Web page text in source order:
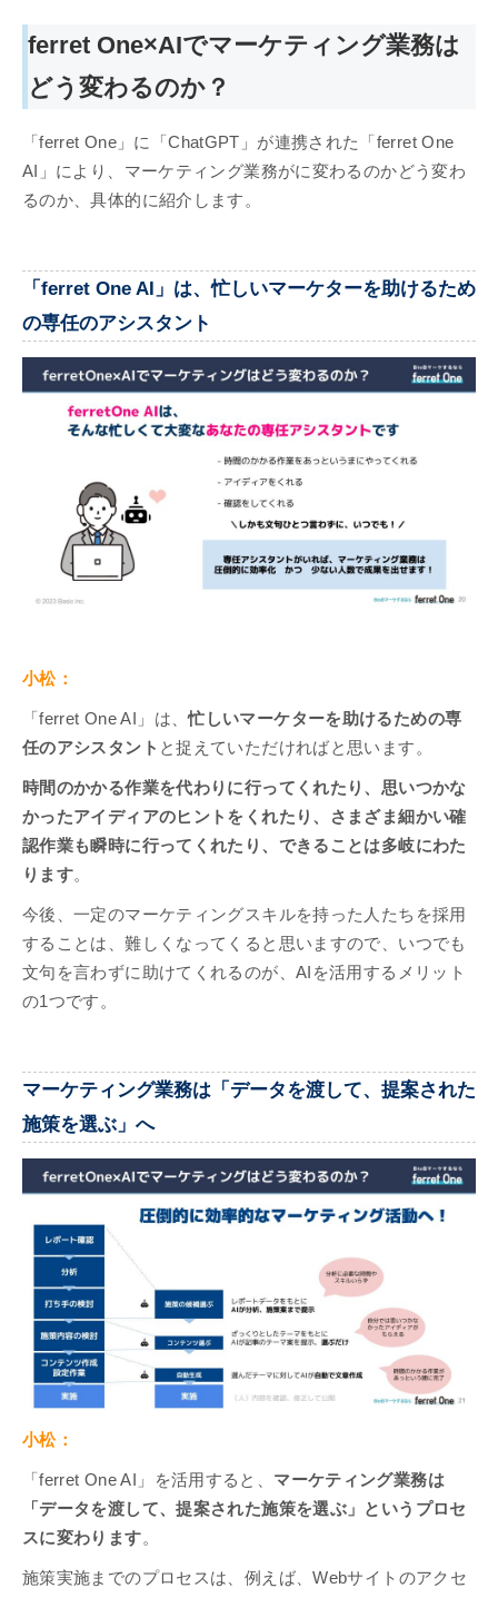
ferret One×AIでマーケティング業務は
どう変わるのか？
「ferret One」に「ChatGPT」が連携された「ferret One
AI」により、マーケティング業務がに変わるのかどう変わ
るのか、具体的に紹介します。
「ferret One AI」は、忙しいマーケターを助けるため
の専任のアシスタント
小松：
「ferret One AI」は、忙しいマーケターを助けるための専
任のアシスタント と捉えていただければと思います。
時間のかかる作業を代わりに行ってくれたり、思いつかな
かったアイディアのヒントをくれたり、さまざま細かい確
認作業も瞬時に行ってくれたり、できることは多岐にわた
ります。
今後、一定のマーケティングスキルを持った人たちを採用
することは、難しくなってくると思いますので、いつでも
文句を言わずに助けてくれるのが、AIを活用するメリット
の1つです。
マーケティング業務は「データを渡して、提案された
施策を選ぶ」へ
小松：
「ferret One AI」を活用すると、 マーケティング業務は
「データを渡して、提案された施策を選ぶ」というプロセ
スに変わります。
施策実施までのプロセスは、例えば、Webサイトのアクセ